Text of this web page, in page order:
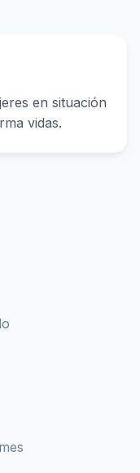
en situación
vidas.